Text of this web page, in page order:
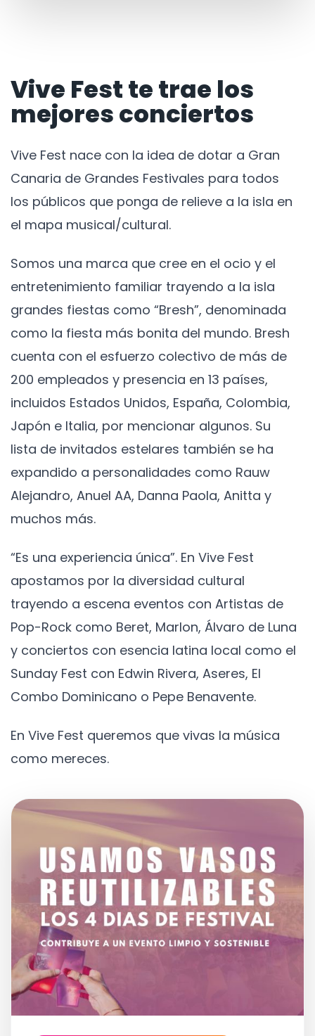
Vive Fest te trae los
mejores conciertos
Vive Fest nace con la idea de dotar a Gran
Canaria de Grandes Festivales para todos
los públicos que ponga de relieve a la isla en
el mapa musical/cultural.
Somos una marca que cree en el ocio y el
entretenimiento familiar trayendo a la isla
grandes fiestas como “Bresh”, denominada
como la fiesta más bonita del mundo. Bresh
cuenta con el esfuerzo colectivo de más de
200 empleados y presencia en 13 países,
incluidos Estados Unidos, España, Colombia,
Japón e Italia, por mencionar algunos. Su
lista de invitados estelares también se ha
expandido a personalidades como Rauw
Alejandro, Anuel AA, Danna Paola, Anitta y
muchos más.
“Es una experiencia única”. En Vive Fest
apostamos por la diversidad cultural
trayendo a escena eventos con Artistas de
Pop-Rock como Beret, Marlon, Álvaro de Luna
y conciertos con esencia latina local como el
Sunday Fest con Edwin Rivera, Aseres, El
Combo Dominicano o Pepe Benavente.
En Vive Fest queremos que vivas la música
como mereces.